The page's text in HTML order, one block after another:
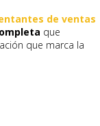
de ventas
que
que marca la